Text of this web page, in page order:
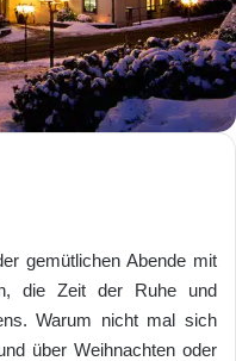
gemütlichen Abende mit
die Zeit der Ruhe und
Warum nicht mal sich
über Weihnachten oder